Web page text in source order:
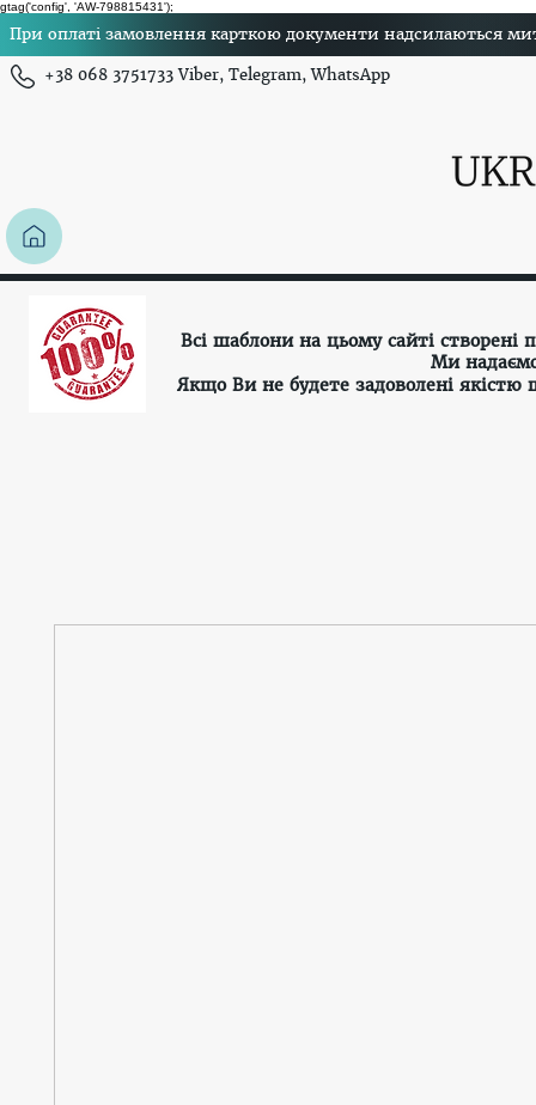
gtag('config', 'AW-798815431');
При оплаті замовлення карткою документи надсилаються
+38 068 3751733 Viber, Telegram, WhatsApp
Всі шаблони на цьому сайті
Ми
Якщо Ви не будете задоволені